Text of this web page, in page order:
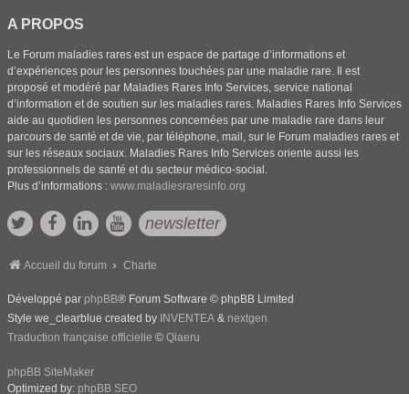
A PROPOS
Le Forum maladies rares est un espace de partage d’informations et
d’expériences pour les personnes touchées par une maladie rare. Il est
proposé et modéré par Maladies Rares Info Services, service national
d’information et de soutien sur les maladies rares. Maladies Rares Info Services
aide au quotidien les personnes concernées par une maladie rare dans leur
parcours de santé et de vie, par téléphone, mail, sur le Forum maladies rares et
sur les réseaux sociaux. Maladies Rares Info Services oriente aussi les
professionnels de santé et du secteur médico-social.
Plus d’informations : www.maladiesraresinfo.org
newsletter
Accueil du forum Charte
Développé par phpBB® Forum Software © phpBB Limited
Style we_clearblue created by INVENTEA & nextgen
Traduction française officielle © Qiaeru
phpBB SiteMaker
Optimized by: phpBB SEO